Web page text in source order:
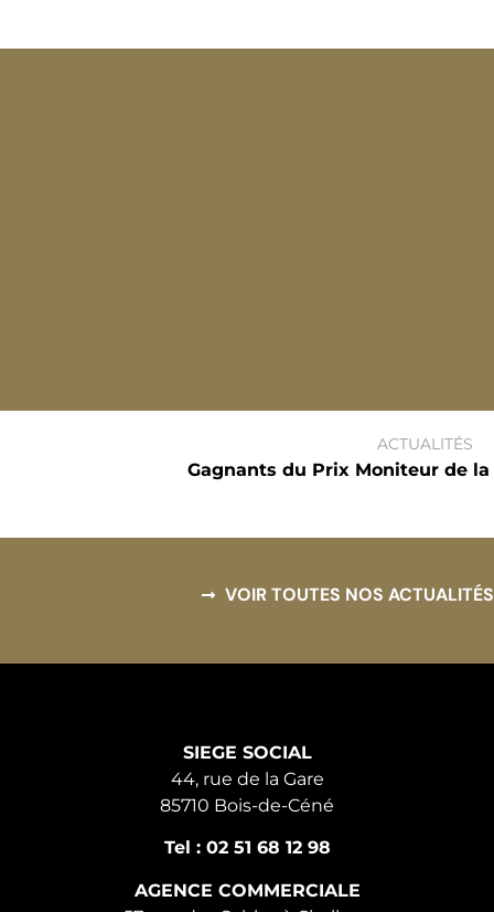
ACTUALITÉS
Gagnants du Prix Moniteur de
VOIR TOUTES NOS ACTUALITÉS
SIEGE SOCIAL
44, rue de la Gare
85710 Bois-de-Céné
Tel : 02 51 68 12 98
AGENCE COMMERCIALE